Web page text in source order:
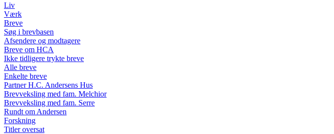
Liv
Værk
Breve
Søg i brevbasen
Afsendere og modtagere
Breve om HCA
Ikke tidligere trykte breve
Alle breve
Enkelte breve
Partner H.C. Andersens Hus
Brevveksling med fam. Melchior
Brevveksling med fam. Serre
Rundt om Andersen
Forskning
Titler oversat